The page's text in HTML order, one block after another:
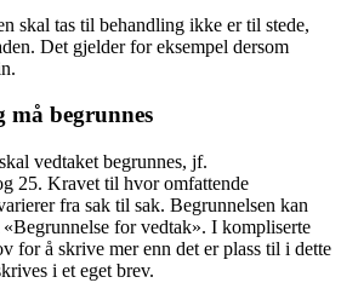
skal tas til behandling ikke er til stede,
Det gjelder for eksempel dersom
må begrunnes
vedtaket begrunnes, jf.
25. Kravet til hvor omfattende
fra sak til sak. Begrunnelsen kan
for vedtak». I kompliserte
for å skrive mer enn det er plass til i dette
i et eget brev.